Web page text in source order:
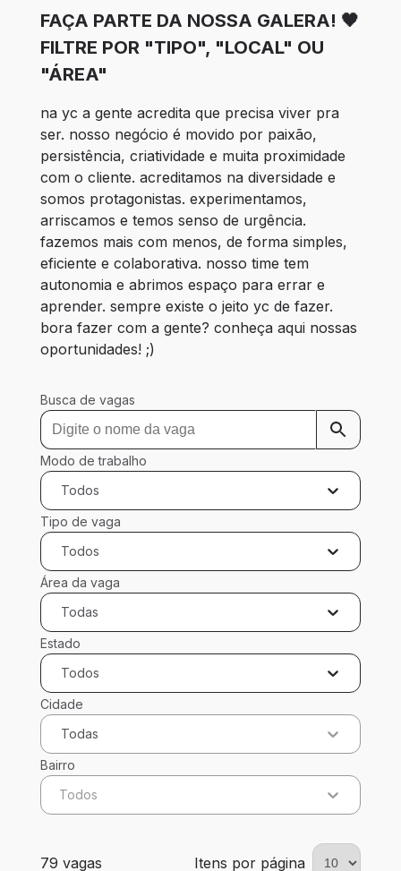
FAÇA PARTE DA NOSSA GALERA! 🖤
FILTRE POR "TIPO", "LOCAL" OU
"ÁREA"
na yc a gente acredita que precisa viver pra
ser. nosso negócio é movido por paixão,
persistência, criatividade e muita proximidade
com o cliente. acreditamos na diversidade e
somos protagonistas. experimentamos,
arriscamos e temos senso de urgência.
fazemos mais com menos, de forma simples,
eficiente e colaborativa. nosso time tem
autonomia e abrimos espaço para errar e
aprender. sempre existe o jeito yc de fazer.
bora fazer com a gente? conheça aqui nossas
oportunidades! ;)
Busca de vagas
Modo de trabalho
Todos
Tipo de vaga
Todos
Área da vaga
Todas
Estado
Todos
Cidade
Todas
Bairro
Todos
79 vagas encontradas para 0 filtros aplicados
79 vagas Itens por página